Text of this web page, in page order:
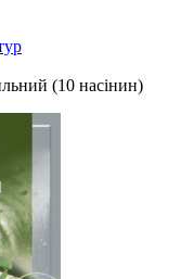
(10 насінин)